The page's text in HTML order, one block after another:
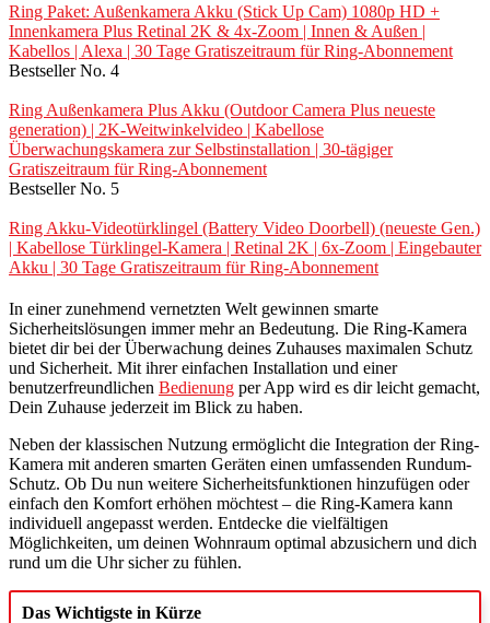
Ring Paket: Außenkamera Akku (Stick Up Cam) 1080p HD +
Innenkamera Plus Retinal 2K & 4x-Zoom | Innen & Außen |
Kabellos | Alexa | 30 Tage Gratiszeitraum für Ring-Abonnement
Bestseller No. 4
Ring Außenkamera Plus Akku (Outdoor Camera Plus neueste
generation) | 2K-Weitwinkelvideo | Kabellose
Überwachungskamera zur Selbstinstallation | 30-tägiger
Gratiszeitraum für Ring-Abonnement
Bestseller No. 5
Ring Akku-Videotürklingel (Battery Video Doorbell) (neueste Gen.)
| Kabellose Türklingel-Kamera | Retinal 2K | 6x-Zoom | Eingebauter
Akku | 30 Tage Gratiszeitraum für Ring-Abonnement
In einer zunehmend vernetzten Welt gewinnen smarte
Sicherheitslösungen immer mehr an Bedeutung. Die Ring-Kamera
bietet dir bei der Überwachung deines Zuhauses maximalen Schutz
und Sicherheit. Mit ihrer einfachen Installation und einer
benutzerfreundlichen Bedienung per App wird es dir leicht gemacht,
Dein Zuhause jederzeit im Blick zu haben.
Neben der klassischen Nutzung ermöglicht die Integration der Ring-
Kamera mit anderen smarten Geräten einen umfassenden Rundum-
Schutz. Ob Du nun weitere Sicherheitsfunktionen hinzufügen oder
einfach den Komfort erhöhen möchtest – die Ring-Kamera kann
individuell angepasst werden. Entdecke die vielfältigen
Möglichkeiten, um deinen Wohnraum optimal abzusichern und dich
rund um die Uhr sicher zu fühlen.
Das Wichtigste in Kürze